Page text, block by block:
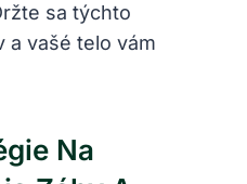
sa týchto
a vašé telo vám
Na